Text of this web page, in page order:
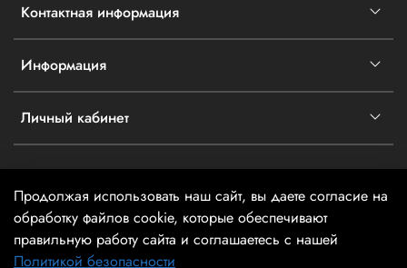
Контактная информация
Информация
Личный кабинет
2026 @ айТехника - Информация на сайте не является
публичной офертой
Продолжая использовать наш сайт, вы даете согласие на
обработку файлов cookie, которые обеспечивают
правильную работу сайта и соглашаетесь с нашей
Политикой безопасности